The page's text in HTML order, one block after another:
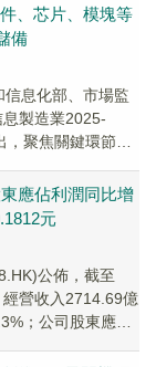
、芯片、模塊等
備
信息化部、市場監
製造業2025-
聚焦關鍵環節和
應佔利潤同比增
元
公佈，截至
營收入2714.69億
；公司股東應佔